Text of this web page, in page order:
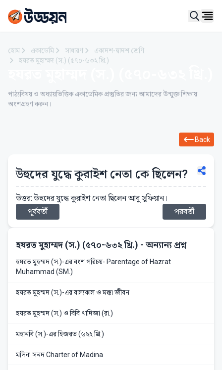
হোম একাডেমি সাধারণ
একাদশ-দ্বাদশ শ্রেণি
হযরত মুহাম্মদ (স.) (৫৭০-৬৩২ খ্রি.)
পাঠ্যবিষয় ও অধ্যায়ভিত্তিক একাডেমিক প্রস্তুতির জন্য আমাদের উন্মুক্ত শিক্ষায়
অংশগ্রহণ করুন।
Back
উহুদের যুদ্ধে কুরাইশ নেতা কে ছিলেন?
উত্তর: উহুদের যুদ্ধে কুরাইশ নেতা ছিলেন আবু সুফিয়ান।
পূর্ববর্তী
পরবর্তী
হযরত মুহাম্মদ (স.) (৫৭০-৬৩২ খ্রি.) - অন্যান্য প্রশ্ন
হযরত মুহম্মদ (স.)-এর বংশ পরিচয়- Parentage of Hazrat
Muhammad (SM.)
হযরত মুহম্মদ (স.)-এর বাল্যকাল ও মক্কা জীবন
হযরত মুহম্মদ (স.) ও বিবি খাদিজা (রা.)
মহানবি (স.)-এর হিজরত (৬২২ খ্রি.)
মদিনা সনদ Charter of Madina